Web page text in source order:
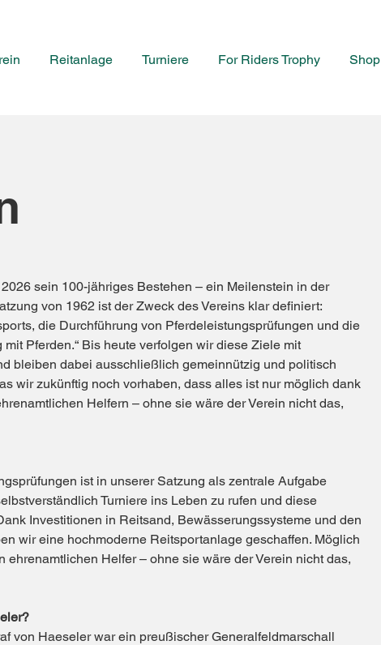
Reitanlage Turniere For Riders Trophy Shop
sein 100-jähriges Bestehen – ein Meilenstein in der
von 1962 ist der Zweck des Vereins klar definiert:
die Durchführung von Pferdeleistungsprüfungen und die
Pferden.“ Bis heute verfolgen wir diese Ziele mit
bleiben dabei ausschließlich gemeinnützig und politisch
wir zukünftig noch vorhaben, dass alles ist nur möglich dank
Helfern – ohne sie wäre der Verein nicht das,
ist in unserer Satzung als zentrale Aufgabe
Turniere ins Leben zu rufen und diese
Investitionen in Reitsand, Bewässerungssysteme und den
wir eine hochmoderne Reitsportanlage geschaffen. Möglich
ehrenamtlichen Helfer – ohne sie wäre der Verein nicht das,
von Haeseler war ein preußischer Generalfeldmarschall